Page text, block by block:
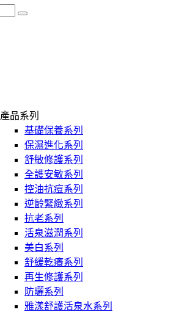
產品系列
基礎保養系列
保濕進化系列
舒敏修護系列
全護安敏系列
控油抗痘系列
逆齡緊緻系列
抗老系列
活泉滋潤系列
美白系列
舒緩乾癢系列
再生修護系列
防曬系列
雅漾舒護活泉水系列